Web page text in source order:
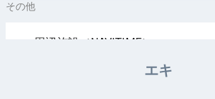
その他
周辺施設（NAVITIME）
エキ